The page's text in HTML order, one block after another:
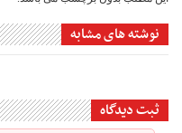
نوشته های مشابه
ثبت دیدگاه